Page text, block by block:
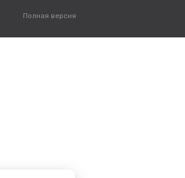
Полная версия